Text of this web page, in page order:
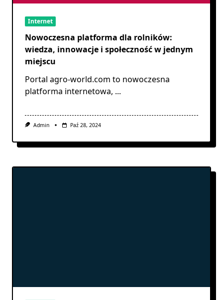
Internet
Nowoczesna platforma dla rolników:
wiedza, innowacje i społeczność w jednym
miejscu
Portal agro-world.com to nowoczesna
platforma internetowa, ...
Admin Paź 28, 2024